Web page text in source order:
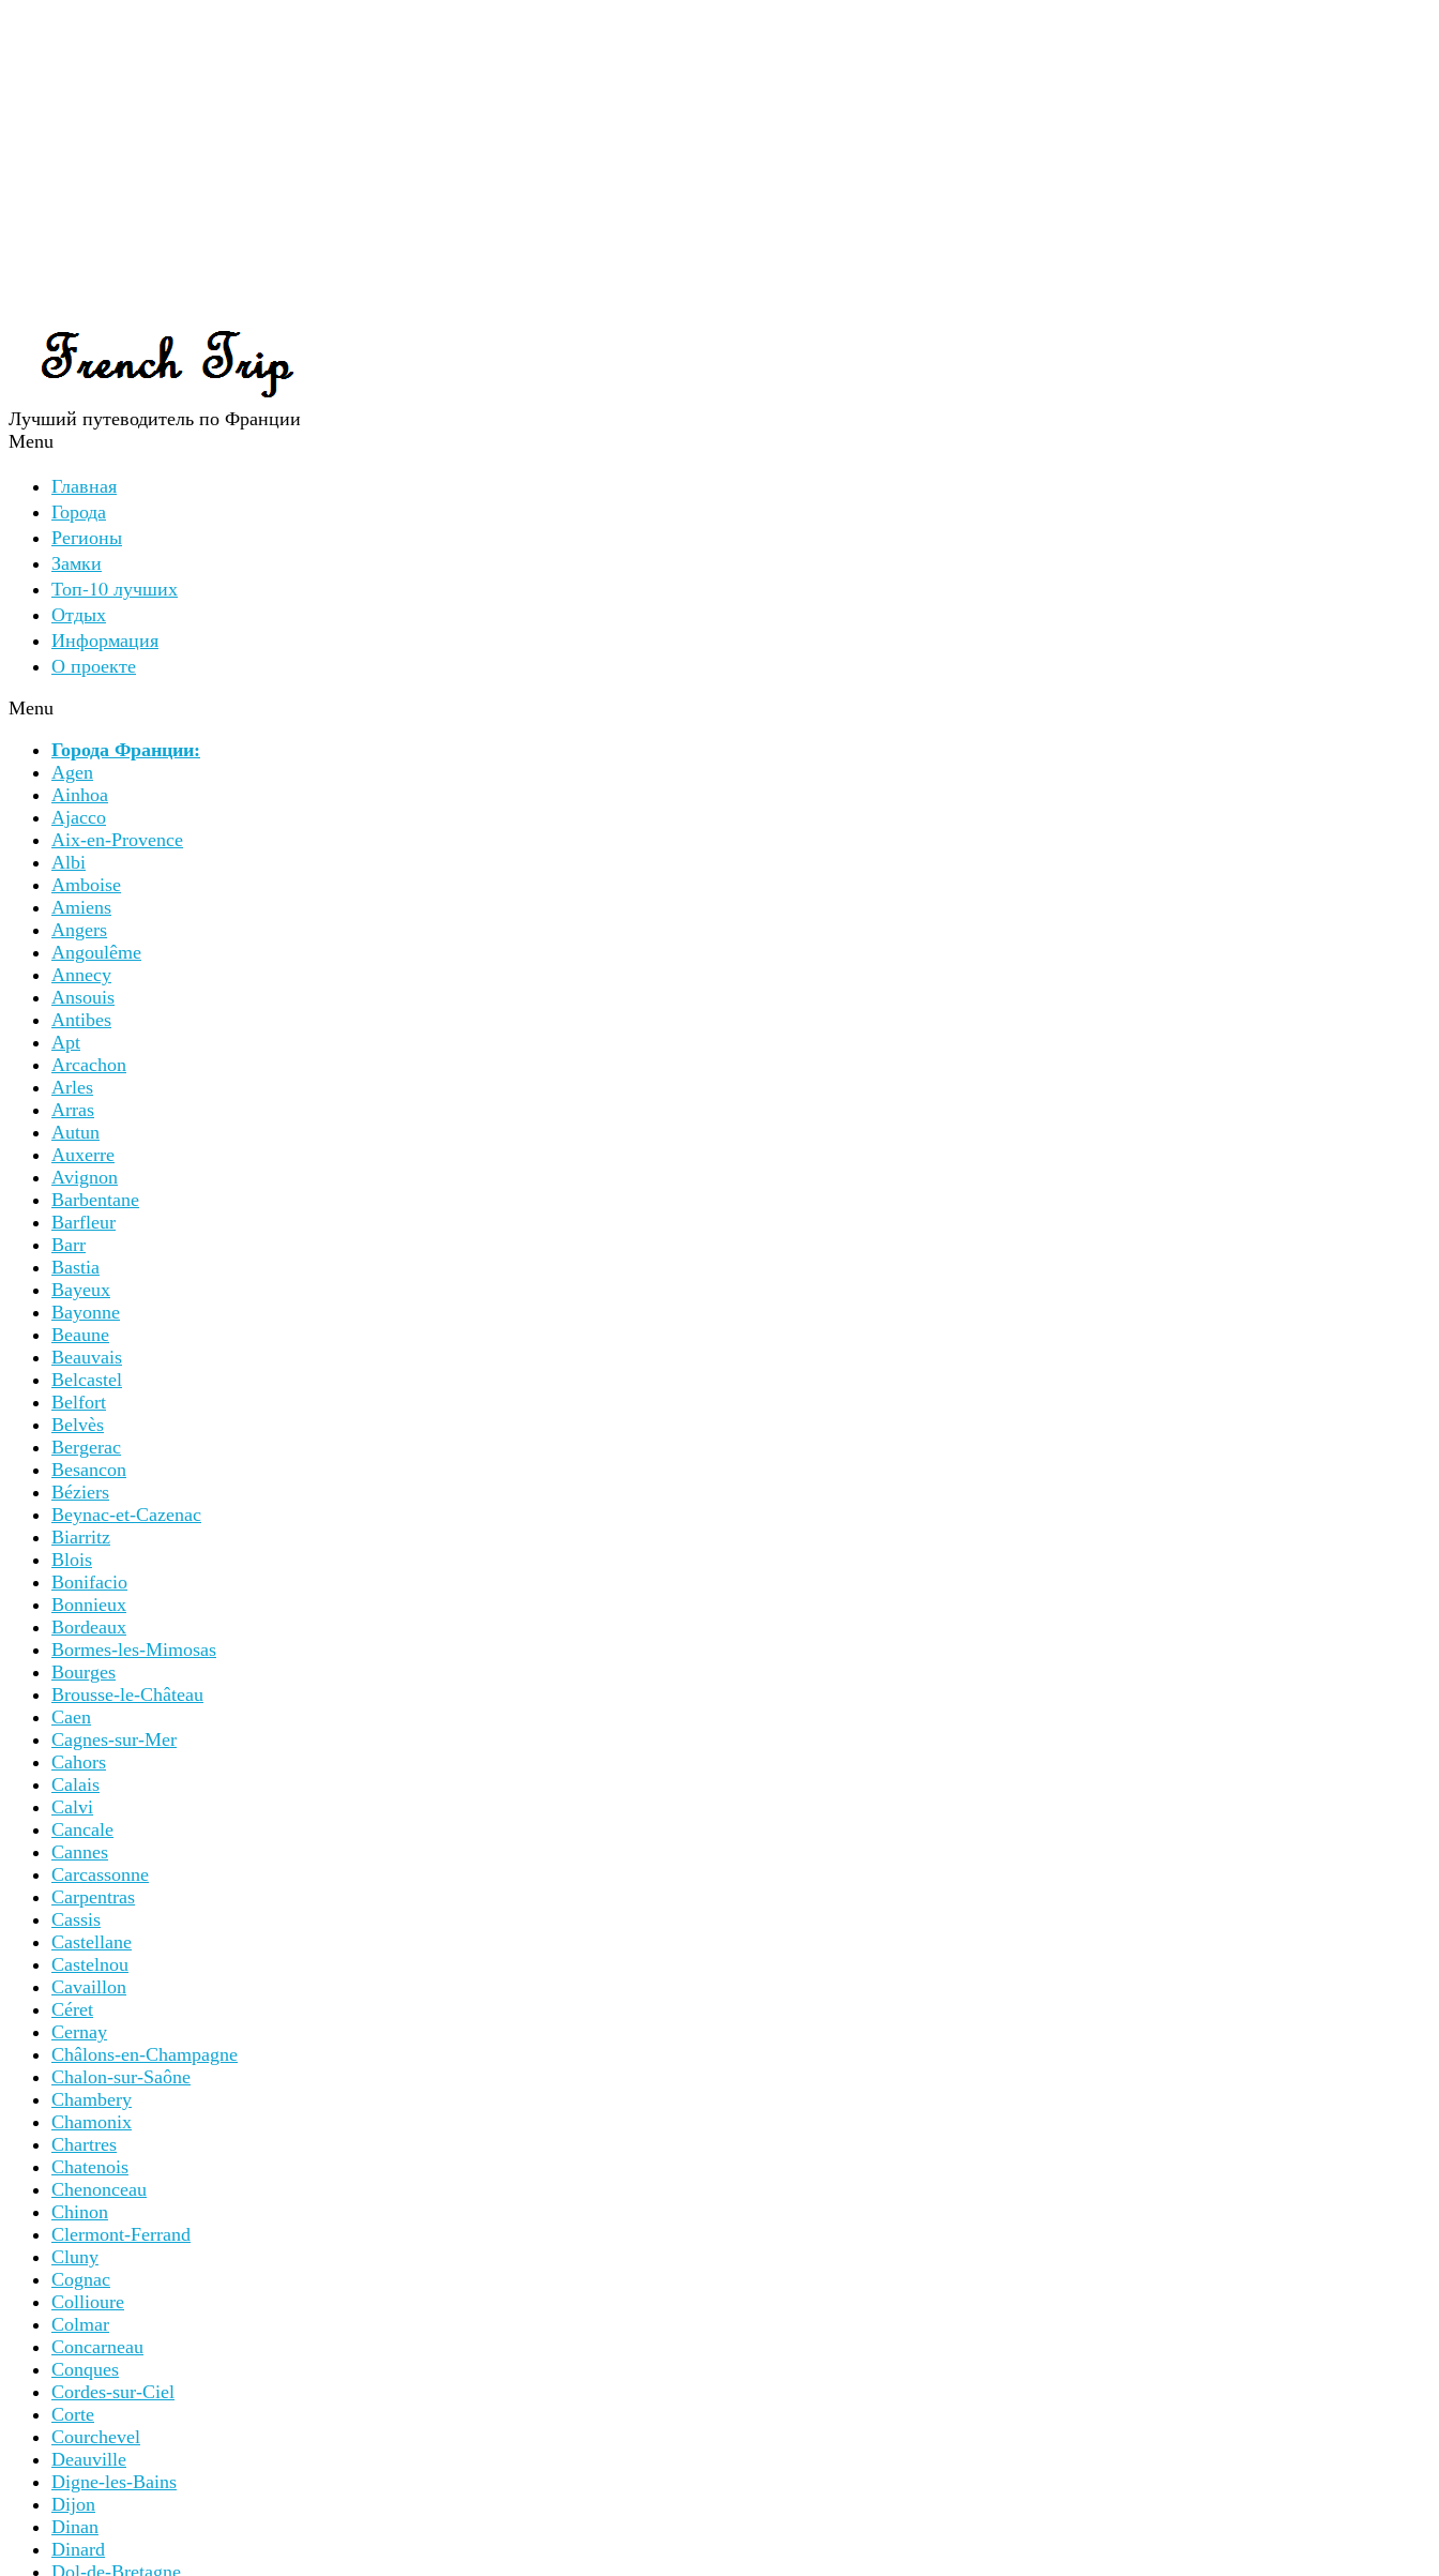
Лучший путеводитель по Франции
Menu
Главная
Города
Регионы
Замки
Топ-10 лучших
Отдых
Информация
О проекте
Menu
Города Франции:
Agen
Ainhoa
Ajacco
Aix-en-Provence
Albi
Amboise
Amiens
Angers
Angoulême
Annecy
Ansouis
Antibes
Apt
Arcachon
Arles
Arras
Autun
Auxerre
Avignon
Barbentane
Barfleur
Barr
Bastia
Bayeux
Bayonne
Beaune
Beauvais
Belcastel
Belfort
Belvès
Bergerac
Besancon
Béziers
Beynac-et-Cazenac
Biarritz
Blois
Bonifacio
Bonnieux
Bordeaux
Bormes-les-Mimosas
Bourges
Brousse-le-Château
Caen
Cagnes-sur-Mer
Cahors
Calais
Calvi
Cancale
Cannes
Carcassonne
Carpentras
Cassis
Castellane
Castelnou
Cavaillon
Céret
Cernay
Châlons-en-Champagne
Chalon-sur-Saône
Chambery
Chamonix
Chartres
Chatenois
Chenonceau
Chinon
Clermont-Ferrand
Cluny
Cognac
Collioure
Colmar
Concarneau
Conques
Cordes-sur-Ciel
Corte
Courchevel
Deauville
Digne-les-Bains
Dijon
Dinan
Dinard
Dol-de-Bretagne